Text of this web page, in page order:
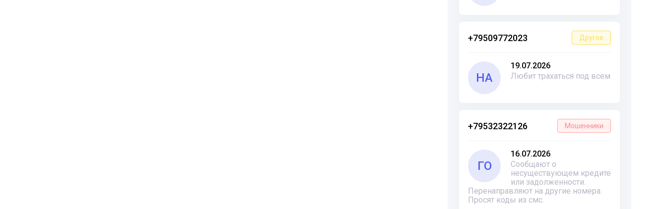
+79509772023 Другое
НА
19.07.2026
Любит трахаться под всем
+79532322126 Мошенники
ГО
16.07.2026
Сообщают о
несуществующем кредите
или задолженности.
Перенаправляют на другие номера.
Просят коды из смс.